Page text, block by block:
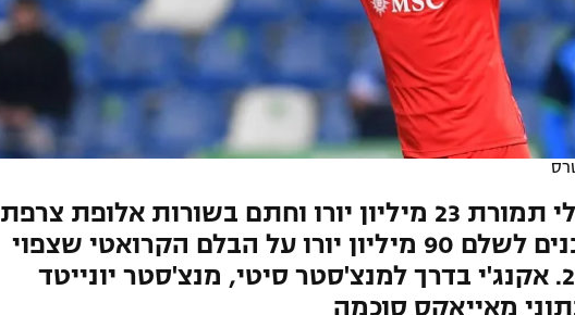
הקשר נרכש מנאפולי תמורת 23 מיליון יורו וחתם בשורות אלופת צרפת
עד 2027, הבלוז מוכנים לשלם 90 מיליון יורו על הבלם הקרואטי שצפוי
לעבור רק ביוני 2023. אקנג'י בדרך למנצ'סטר סיטי, מנצ'סטר יונייטד
מאייאקס סוכמה